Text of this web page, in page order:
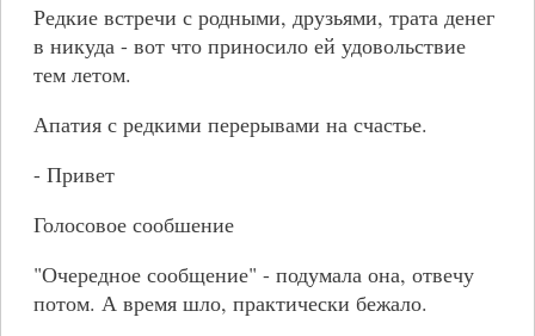
Редкие встречи с родными, друзьями, трата денег
в никуда - вот что приносило ей удовольствие
тем летом.
Апатия с редкими перерывами на счастье.
- Привет
Голосовое сообшение
"Очередное сообщение" - подумала она, отвечу
потом. А время шло, практически бежало.